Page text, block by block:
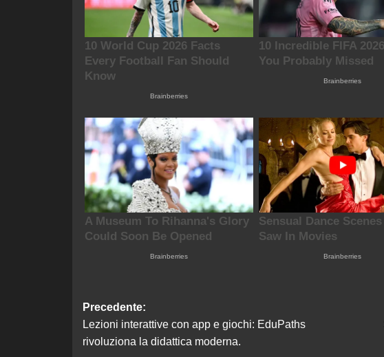
Navigazione
articolo
Precedente:
Lezioni interattive con app e giochi: EduPaths
rivoluziona la didattica moderna.